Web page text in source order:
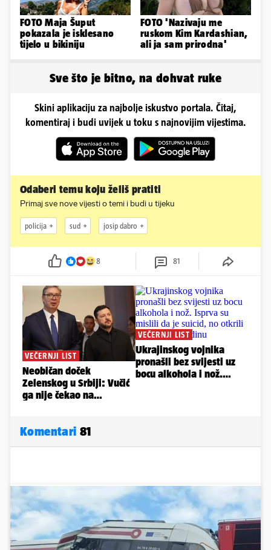
FOTO Maja Šuput
pokazala je isklesano
tijelo u bikiniju
FOTO 'Nazivaju me
ruskom Kim Kardashian,
ali ja sam prirodna'
Sve što je bitno, na dohvat ruke
Skini aplikaciju za najbolje iskustvo portala. Čitaj,
komentiraj i budi uvijek u toku s najnovijim vijestima.
Odaberi temu koju želiš pratiti
Primaj sve nove vijesti o temi i budi u tijeku
policija sud josip dabro
8 81
Komentari 81